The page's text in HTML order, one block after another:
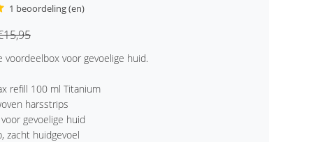
1 beoordeling (en)
voordeelbox voor gevoelige huid.
refill 100 ml Titanium
harsstrips
gevoelige huid
zacht huidgevoel